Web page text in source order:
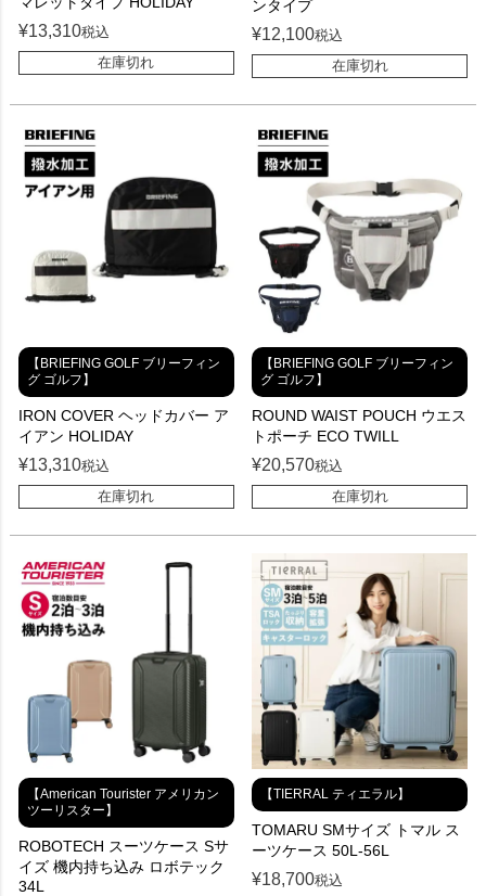
¥13,310税込
在庫切れ
ンタイプ
¥12,100税込
在庫切れ
【BRIEFING GOLF ブリーフィン
グ ゴルフ】
IRON COVER ヘッドカバー ア
イアン HOLIDAY
¥13,310税込
在庫切れ
【BRIEFING GOLF ブリーフィン
グ ゴルフ】
ROUND WAIST POUCH ウエス
トポーチ ECO TWILL
¥20,570税込
在庫切れ
【American Tourister アメリカン
ツーリスター】
ROBOTECH スーツケース Sサ
イズ 機内持ち込み ロボテック
34L
【TIERRAL ティエラル】
TOMARU SMサイズ トマル ス
ーツケース 50L-56L
¥18,700税込